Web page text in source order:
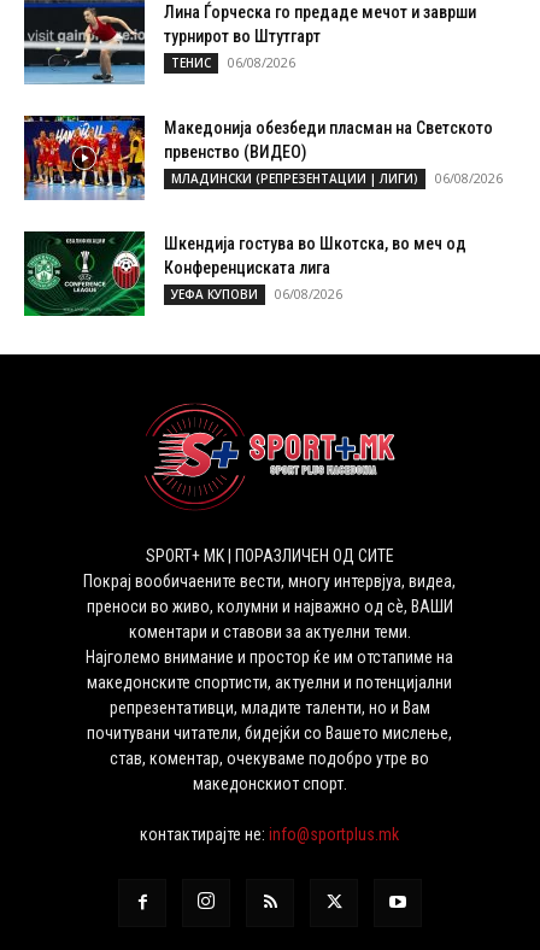
Лина Ѓорческа го предаде мечот и заврши
турнирот во Штутгарт
ТЕНИС 06/08/2026
Македонија обезбеди пласман на Светското
првенство (ВИДЕО)
МЛАДИНСКИ (РЕПРЕЗЕНТАЦИИ | ЛИГИ) 06/08/2026
Шкендија гостува во Шкотска, во меч од
Конференциската лига
УЕФА КУПОВИ 06/08/2026
SPORT+ MK | ПОРАЗЛИЧЕН ОД СИТЕ
Покрај вообичаените вести, многу интервјуа, видеа,
преноси во живо, колумни и најважно од сѐ, ВАШИ
коментари и ставови за актуелни теми.
Најголемо внимание и простор ќе им отстапиме на
македонските спортисти, актуелни и потенцијални
репрезентативци, младите таленти, но и Вам
почитувани читатели, бидејќи со Вашето мислење,
став, коментар, очекуваме подобро утре во
македонскиот спорт.
контактирајте не:info@sportplus.mk